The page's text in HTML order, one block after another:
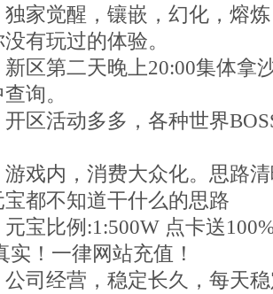
家觉醒，镶嵌，幻化，熔
有玩过的体验。
区第二天晚上20:00集体拿
询。
区活动多多，各种世界
戏内，消费大众化。思路
宝都不知道干什么的思路
宝比例:1:500W 点卡送
实！一律网站充值！
司经营，稳定长久，每天